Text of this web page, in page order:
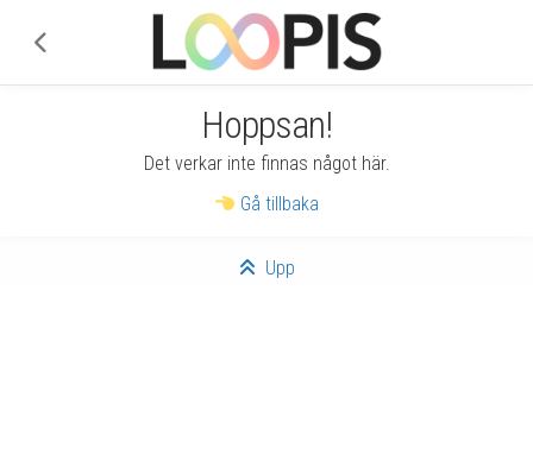
Hoppsan!
Det verkar inte finnas något här.
Gå tillbaka
Upp